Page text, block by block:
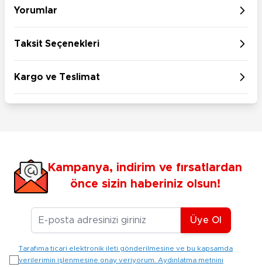
Yorumlar
Taksit Seçenekleri
Kargo ve Teslimat
Kampanya, indirim ve fırsatlardan
önce sizin haberiniz olsun!
E-posta Adresiniz
Üye Ol
Tarafıma ticari elektronik ileti gönderilmesine ve bu kapsamda
verilerimin işlenmesine onay veriyorum. Aydınlatma metnini